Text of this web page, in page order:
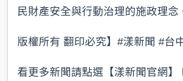
民財產安全與行動治理的施政理念
版權所有 翻印必究】#漾新聞 #台
看更多新聞請點選【漾新聞官網】